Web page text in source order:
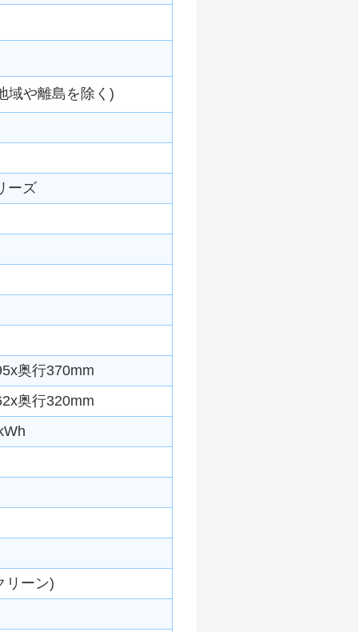
域や離島を除く)
ーズ
奥行370mm
奥行320mm
リーン)